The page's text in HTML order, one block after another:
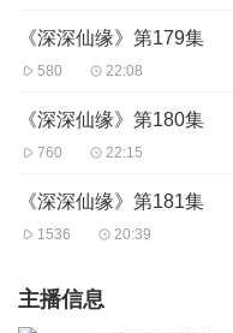
《深深仙缘》第179集
580 22:08
《深深仙缘》第180集
760 22:15
《深深仙缘》第181集
1536 20:39
主播信息